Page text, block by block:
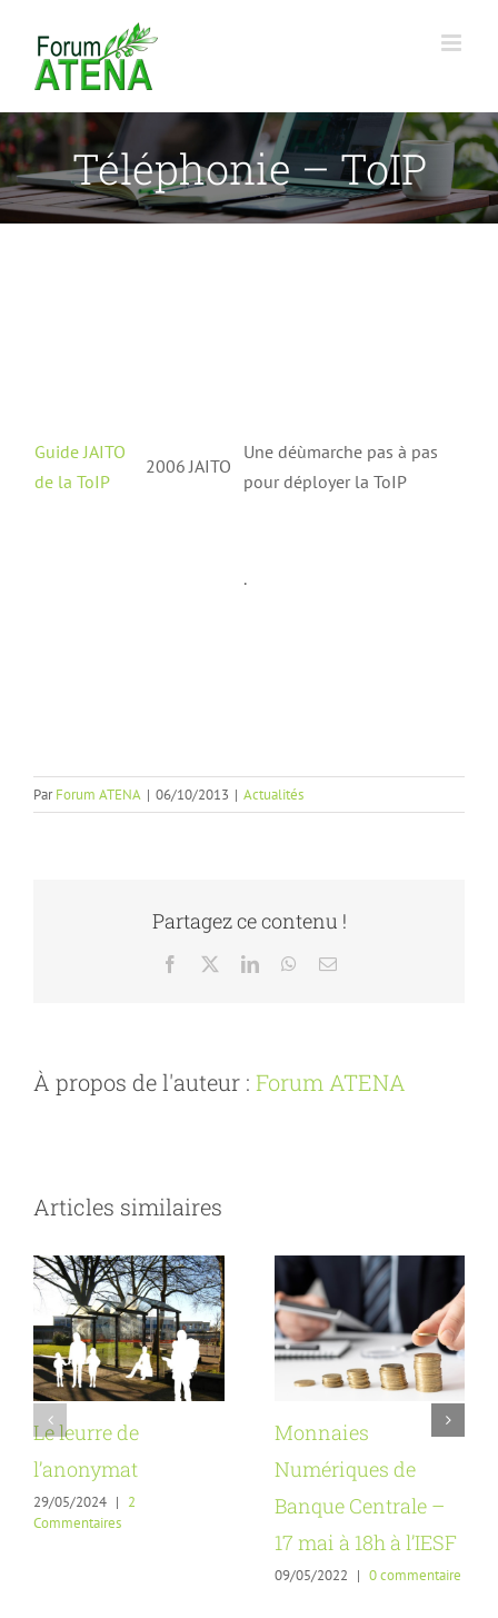
contenu
Téléphonie – ToIP
Guide JAITO
de la ToIP
2006 JAITO
Une déùmarche pas à pas
pour déployer la ToIP
.
ParForum ATENA | 06/10/2013 | Actualités
Partagez ce contenu !
Facebook LinkedInWhatsApp
Email
À propos de l'auteur : Forum ATENA
Articles similaires
Le leurre de
l’anonymat
29/05/2024 | 2
Commentaires
Monnaies
Numériques de
Banque Centrale –
17 mai à 18h à l’IESF
09/05/2022 | 0 commentaire